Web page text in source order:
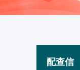
配查信